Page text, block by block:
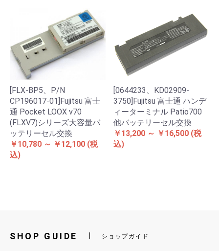
[FLX-BP5、P/N
CP196017-01]Fujitsu 富士
通 Pocket LOOX v70
(FLXV7)シリーズ大容量バ
ッテリーセル交換
￥10,780 ～ ￥12,100 (税
込)
[0644233、KD02909-
3750]Fujitsu 富士通 ハンデ
ィーターミナル Patio700
他バッテリーセル交換
￥13,200 ～ ￥16,500 (税
込)
SHOP GUIDE ショップガイド